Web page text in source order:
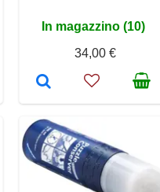
In magazzino (10)
34,00 €